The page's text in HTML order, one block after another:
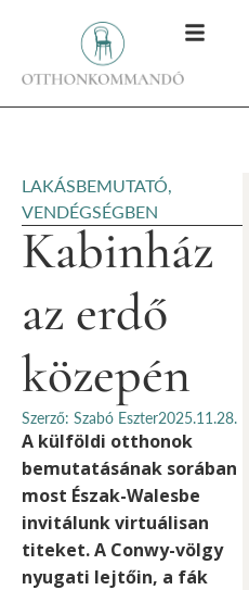
LAKÁSBEMUTATÓ
VENDÉGSÉGBEN
Kabinház
az erdő
közepén
Szerző: Szabó Eszter2025.11.28.
A külföldi otthonok
bemutatásának sorában
most Észak-Walesbe
invitálunk virtuálisan
titeket. A Conwy-völgy
nyugati lejtőin, a fák